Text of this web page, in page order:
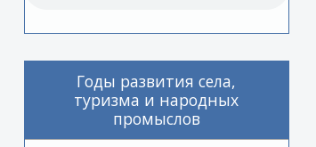
Годы развития села,
туризма и народных
промыслов